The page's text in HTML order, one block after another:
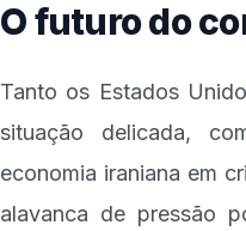
O futuro do
Tanto os Estados
situação delicada,
economia iraniana em
alavanca de pressão